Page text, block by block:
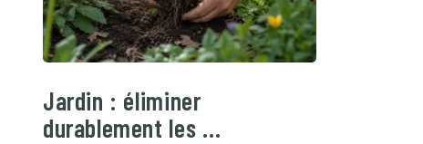
Jardin : éliminer
durablement les …